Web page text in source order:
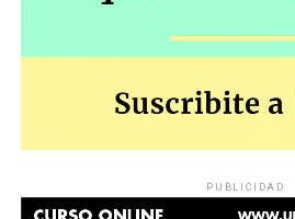
PUBLICIDAD